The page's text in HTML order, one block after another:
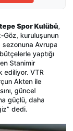
Spor Kulübü,
Göz, kuruluşunun
sezonuna Avrupa
yaptığı
Stanimir
ediliyor. VTR
Akten ile
güncel
güçlü, daha
dedi.